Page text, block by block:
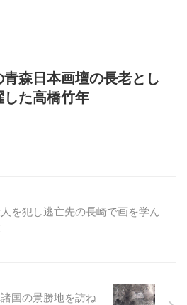
青森日本画壇の長老とし
した高橋竹年
を犯し逃亡先の長崎で画を学ん
国の景勝地を訪ね